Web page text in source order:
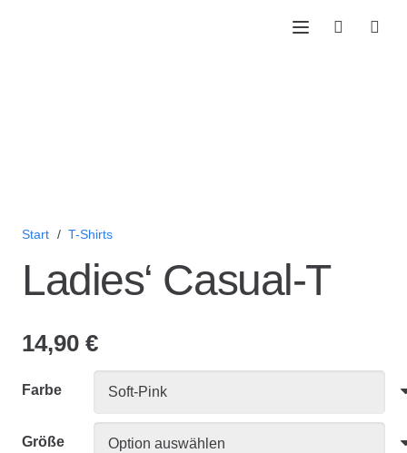
Start / T-Shirts
Ladies‘ Casual-T
14,90 €
Farbe
Größe